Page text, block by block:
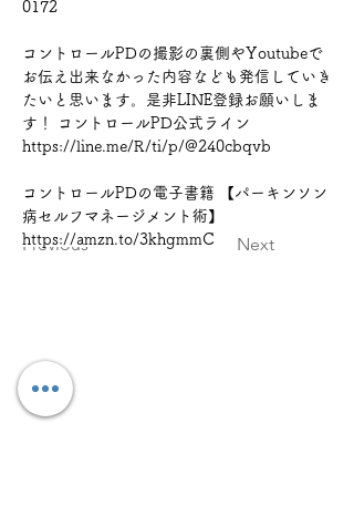
Previous Next
0172
コントロールPDの撮影の裏側やYoutubeで
お伝え出来なかった内容なども発信していき
たいと思います。是非LINE登録お願いしま
す！ コントロールPD公式ライン
https://line.me/R/ti/p/@240cbqvb
コントロールPDの電子書籍 【パーキンソン
病セルフマネージメント術】
https://amzn.to/3khgmmC